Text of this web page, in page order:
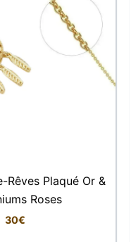
Rêves Plaqué Or &
Roses
30€